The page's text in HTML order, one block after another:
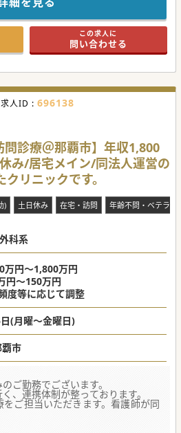
りました。
日はお休みとなり、メリハリのあ
。
ご興味ございましたらまずはお問合
この求人に
問い合わせる
人ID : 696138
診療＠那覇市】年収1,800
み/居宅メイン/同法人運営の
リニックです。
) 土日休み 在宅・訪問 年齢不問・ベテラン
科系
万円～1,800万円
円～150万円
度等に応じて調整
(月曜～金曜日)
那覇市
ご勤務でございます。
、連携体制が整っております。
ご担当いただきます。看護師が同